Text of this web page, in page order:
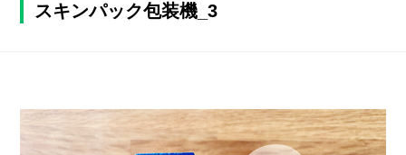
スキンパック包装機_3